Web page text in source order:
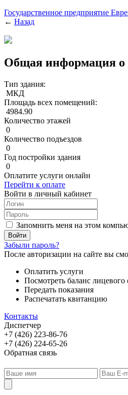
Государственное предприятие
← Назад
Общая информация о
Тип здания:
МКД
Площадь всех помещений:
4984.90
Количество этажей
0
Количество подъездов
0
Год постройки здания
0
Оплатите услуги онлайн
Перейти к оплате
Войти в личный кабинет
Запомнить меня на этом
Забыли пароль?
После авторизации на сайте вы
Оплатить услуги
Посмотреть баланс лицевого
Передать показания
Распечатать квитанцию
Контакты
Диспетчер
+7 (426) 223-86-76
+7 (426) 224-65-26
Обратная связь